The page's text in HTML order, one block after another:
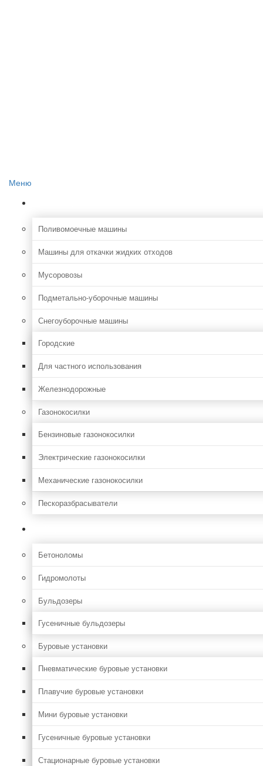
Меню
Поливомоечные машины
Машины для откачки жидких отходов
Мусоровозы
Подметально-уборочные машины
Снегоуборочные машины
Городские
Для частного использования
Железнодорожные
Газонокосилки
Бензиновые газонокосилки
Электрические газонокосилки
Механические газонокосилки
Пескоразбрасыватели
Бетоноломы
Гидромолоты
Бульдозеры
Гусеничные бульдозеры
Буровые установки
Пневматические буровые установки
Плавучие буровые установки
Мини буровые установки
Гусеничные буровые установки
Стационарные буровые установки